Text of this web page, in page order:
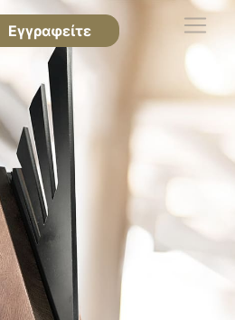
Εγγραφείτε